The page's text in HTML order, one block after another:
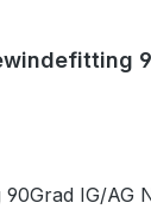
IG/AG